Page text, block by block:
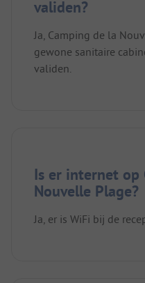
validen?
Ja, Camping de la
gewone sanitaire
validen.
Is er internet op
Nouvelle Plage?
Ja, er is WiFi bij de